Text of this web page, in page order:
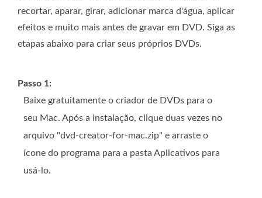
recortar, aparar, girar, adicionar marca d'água, aplicar
efeitos e muito mais antes de gravar em DVD. Siga as
etapas abaixo para criar seus próprios DVDs.
Passo 1:
Baixe gratuitamente o criador de DVDs para o
seu Mac. Após a instalação, clique duas vezes no
arquivo "dvd-creator-for-mac.zip" e arraste o
ícone do programa para a pasta Aplicativos para
usá-lo.